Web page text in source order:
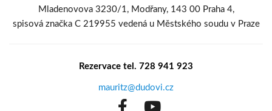
Mladenovova 3230/1, Modřany, 143 00 Praha 4,
spisová značka C 219955 vedená u Městského soudu v Praze
Rezervace tel. 728 941 923
mauritz@dudovi.cz